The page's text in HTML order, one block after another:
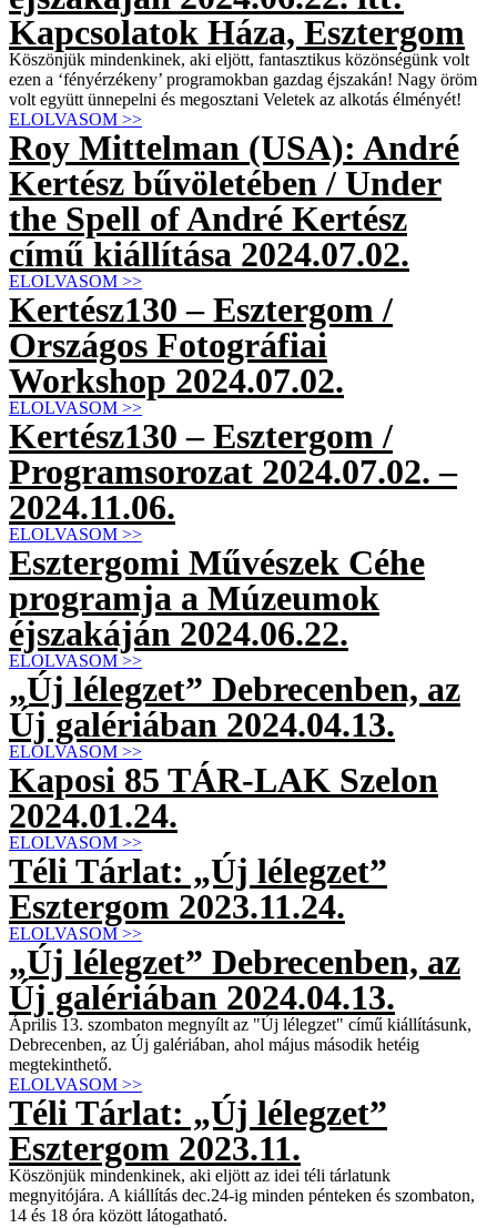
Kapcsolatok Háza, Esztergom
Köszönjük mindenkinek, aki eljött, fantasztikus közönségünk volt
ezen a ‘fényérzékeny’ programokban gazdag éjszakán! Nagy öröm
volt együtt ünnepelni és megosztani Veletek az alkotás élményét!
ELOLVASOM >>
Roy Mittelman (USA): André
Kertész bűvöletében / Under
the Spell of André Kertész
című kiállítása 2024.07.02.
ELOLVASOM >>
Kertész130 – Esztergom /
Országos Fotográfiai
Workshop 2024.07.02.
ELOLVASOM >>
Kertész130 – Esztergom /
Programsorozat 2024.07.02. –
2024.11.06.
ELOLVASOM >>
Esztergomi Művészek Céhe
programja a Múzeumok
éjszakáján 2024.06.22.
ELOLVASOM >>
„Új lélegzet” Debrecenben, az
Új galériában 2024.04.13.
ELOLVASOM >>
Kaposi 85 TÁR-LAK Szelon
2024.01.24.
ELOLVASOM >>
Téli Tárlat: „Új lélegzet”
Esztergom 2023.11.24.
ELOLVASOM >>
„Új lélegzet” Debrecenben, az
Új galériában 2024.04.13.
Április 13. szombaton megnyílt az "Új lélegzet" című kiállításunk,
Debrecenben, az Új galériában, ahol május második hetéig
megtekinthető.
ELOLVASOM >>
Téli Tárlat: „Új lélegzet”
Esztergom 2023.11.
Köszönjük mindenkinek, aki eljött az idei téli tárlatunk
megnyitójára. A kiállítás dec.24-ig minden pénteken és szombaton,
14 és 18 óra között látogatható.